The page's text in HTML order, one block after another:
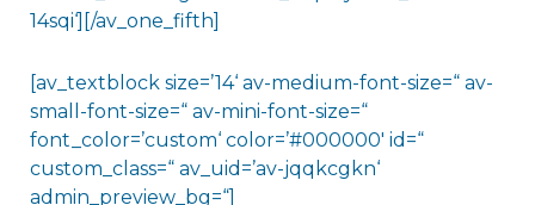
14sqi‘][/av_one_fifth]
[av_textblock size=’14‘ av-medium-font-size=“ av-
small-font-size=“ av-mini-font-size=“
font_color=’custom‘ color=’#000000′ id=“
custom_class=“ av_uid=’av-jqqkcgkn‘
admin_preview_bg=“]